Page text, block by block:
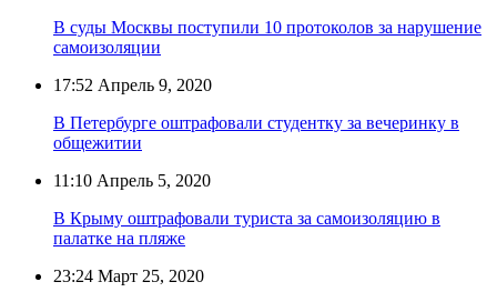
В суды Москвы поступили 10 протоколов за нарушение
самоизоляции
17:52 Апрель 9, 2020
В Петербурге оштрафовали студентку за вечеринку в
общежитии
11:10 Апрель 5, 2020
В Крыму оштрафовали туриста за самоизоляцию в
палатке на пляже
23:24 Март 25, 2020